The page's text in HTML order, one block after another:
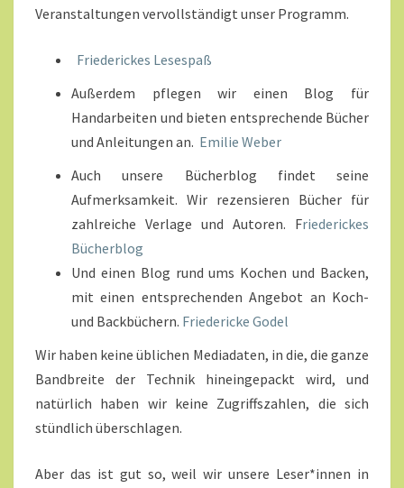
Veranstaltungen vervollständigt unser Programm.
Friederickes Lesespaß
Außerdem pflegen wir einen Blog für
Handarbeiten und bieten entsprechende Bücher
und Anleitungen an. Emilie Weber
Auch unsere Bücherblog findet seine
Aufmerksamkeit. Wir rezensieren Bücher für
zahlreiche Verlage und Autoren. Friederickes
Bücherblog
Und einen Blog rund ums Kochen und Backen,
mit einen entsprechenden Angebot an Koch-
und Backbüchern. Friedericke Godel
Wir haben keine üblichen Mediadaten, in die, die ganze
Bandbreite der Technik hineingepackt wird, und
natürlich haben wir keine Zugriffszahlen, die sich
stündlich überschlagen.
Aber das ist gut so, weil wir unsere Leser*innen in